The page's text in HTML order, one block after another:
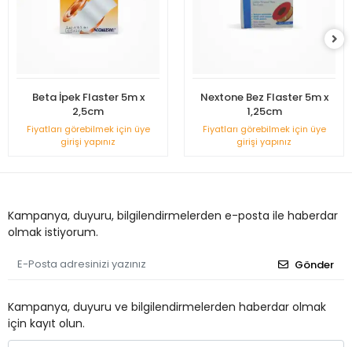
Beta İpek Flaster 5m x
2,5cm
Fiyatları görebilmek için üye
girişi yapınız
Nextone Bez Flaster 5m x
1,25cm
Fiyatları görebilmek için üye
girişi yapınız
Kampanya, duyuru, bilgilendirmelerden e-posta ile haberdar
olmak istiyorum.
Gönder
Kampanya, duyuru ve bilgilendirmelerden haberdar olmak
için kayıt olun.